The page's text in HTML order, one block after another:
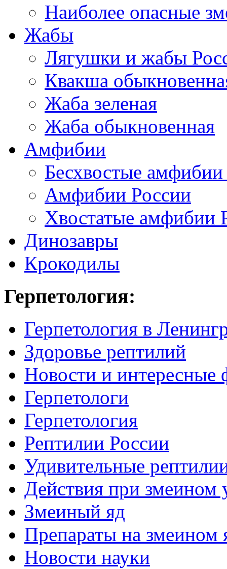
Наиболее опасные
Жабы
Лягушки и жабы
Квакша
Жаба зеленая
Жаба обыкновенная
Амфибии
Бесхвостые
Амфибии России
Хвостатые амфибии
Динозавры
Крокодилы
Герпетология:
Герпетология в
Здоровье рептилий
Новости и интересные
Герпетологи
Герпетология
Рептилии России
Удивительные
Действия при змеином
Змеиный яд
Препараты на змеином
Новости науки